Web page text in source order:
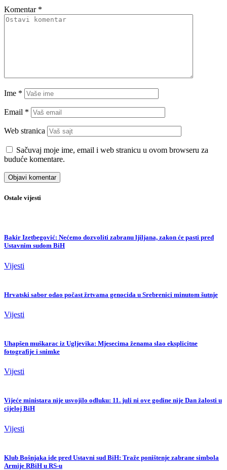
Komentar *
Ime *
Email *
Web stranica
Sačuvaj moje ime, email i web stranicu u ovom browseru za
buduće komentare.
Ostale vijesti
Bakir Izetbegović: Nećemo dozvoliti zabranu ljiljana, zakon će pasti pred
Ustavnim sudom BiH
Vijesti
Hrvatski sabor odao počast žrtvama genocida u Srebrenici minutom šutnje
Vijesti
Uhapšen muškarac iz Ugljevika: Mjesecima ženama slao eksplicitne
fotografije i snimke
Vijesti
Vijeće ministara nije usvojilo odluku: 11. juli ni ove godine nije Dan žalosti u
cijeloj BiH
Vijesti
Klub Bošnjaka ide pred Ustavni sud BiH: Traže poništenje zabrane simbola
Armije RBiH u RS-u